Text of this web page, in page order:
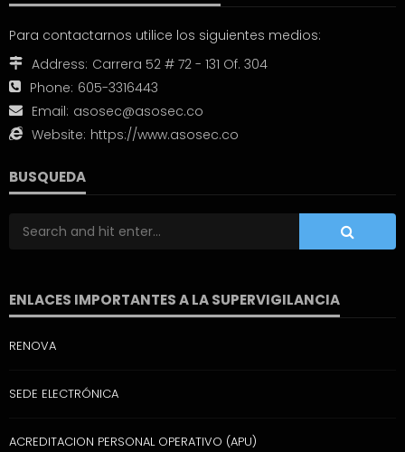
Para contactarnos utilice los siguientes medios:
Address: Carrera 52 # 72 - 131 Of. 304
Phone: 605-3316443
Email: asosec@asosec.co
Website: https://www.asosec.co
BUSQUEDA
ENLACES IMPORTANTES A LA SUPERVIGILANCIA
RENOVA
SEDE ELECTRÓNICA
ACREDITACION PERSONAL OPERATIVO (APU)